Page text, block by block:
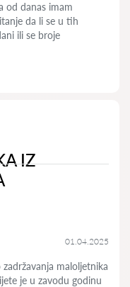
od danas imam
da li se u tih
ili se broje
IZ
01.04.2025
maloljetnika
je u zavodu godinu